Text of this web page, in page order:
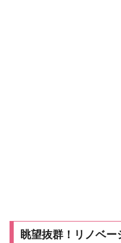
眺望抜群！リノベ